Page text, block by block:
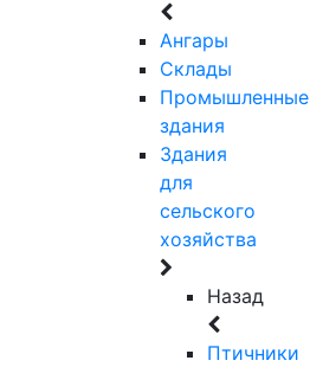
Ангары
Склады
Промышленные
здания
Здания
для
сельского
хозяйства
Назад
Птичники